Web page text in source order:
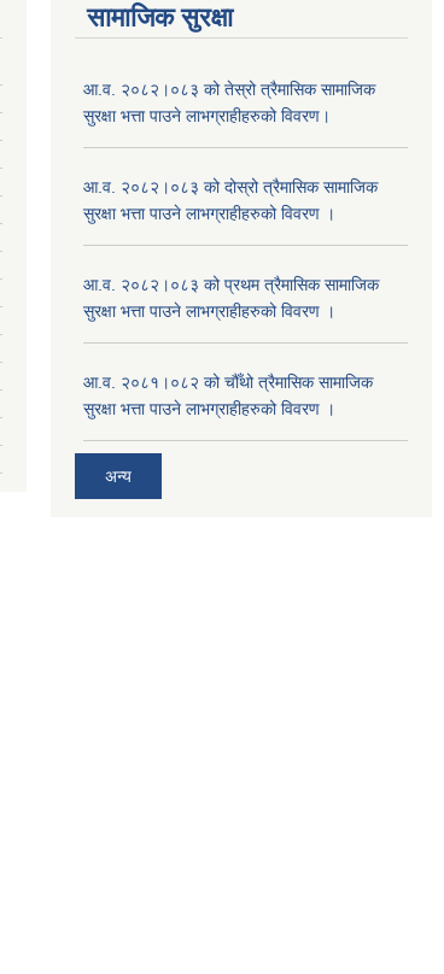
सामाजिक सुरक्षा
आ.व. २०८२।०८३ को तेस्रो त्रैमासिक सामाजिक
सुरक्षा भत्ता पाउने लाभग्राहीहरुको विवरण।
आ.व. २०८२।०८३ को दोस्रो त्रैमासिक सामाजिक
सुरक्षा भत्ता पाउने लाभग्राहीहरुको विवरण ।
आ.व. २०८२।०८३ को प्रथम त्रैमासिक सामाजिक
सुरक्षा भत्ता पाउने लाभग्राहीहरुको विवरण ।
आ.व. २०८१।०८२ को चौँथो त्रैमासिक सामाजिक
सुरक्षा भत्ता पाउने लाभग्राहीहरुको विवरण ।
अन्य